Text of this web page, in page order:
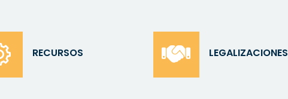
RECURSOS LEGALIZACIONES